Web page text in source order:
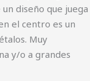
diseño que juega
el centro es un
Muy
y/o a grandes